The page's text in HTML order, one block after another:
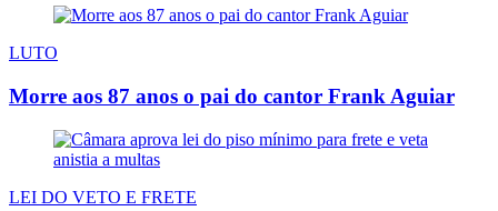
LUTO
Morre aos 87 anos o pai do cantor Frank Aguiar
LEI DO VETO E FRETE